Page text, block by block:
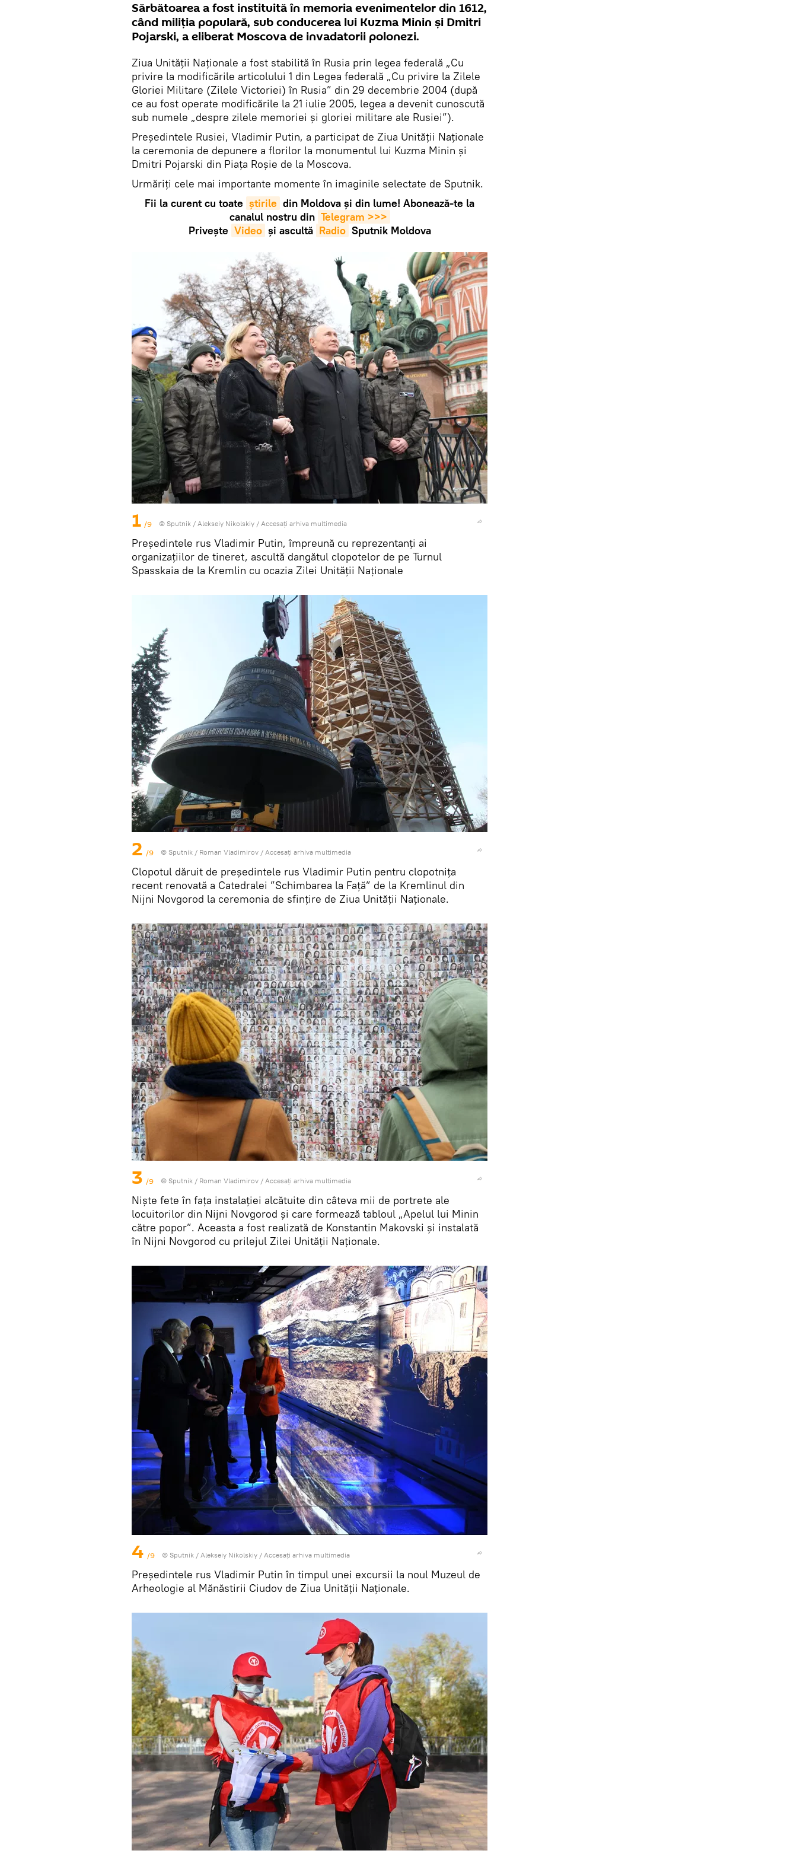
Sărbătoarea a fost instituită în memoria evenimentelor din 1612,
când miliția populară, sub conducerea lui Kuzma Minin și Dmitri
Pojarski, a eliberat Moscova de invadatorii polonezi.
Ziua Unității Naționale a fost stabilită în Rusia prin legea federală „Cu
privire la modificările articolului 1 din Legea federală „Cu privire la Zilele
Gloriei Militare (Zilele Victoriei) în Rusia” din 29 decembrie 2004 (după
ce au fost operate modificările la 21 iulie 2005, legea a devenit cunoscută
sub numele „despre zilele memoriei și gloriei militare ale Rusiei”).
Președintele Rusiei, Vladimir Putin, a participat de Ziua Unității Naționale
la ceremonia de depunere a florilor la monumentul lui Kuzma Minin și
Dmitri Pojarski din Piața Roșie de la Moscova.
Urmăriți cele mai importante momente în imaginile selectate de Sputnik.
Fii la curent cu toate știrile din Moldova și din lume! Abonează-te la
canalul nostru din Telegram >>>
Privește Video și ascultă Radio Sputnik Moldova
1 /9 © Sputnik / Alekseiy Nikolskiy / Accesați arhiva multimedia
Președintele rus Vladimir Putin, împreună cu reprezentanți ai
organizațiilor de tineret, ascultă dangătul clopotelor de pe Turnul
Spasskaia de la Kremlin cu ocazia Zilei Unității Naționale
2 /9 © Sputnik / Roman Vladimirov / Accesați arhiva multimedia
Clopotul dăruit de președintele rus Vladimir Putin pentru clopotnița
recent renovată a Catedralei ”Schimbarea la Față” de la Kremlinul din
Nijni Novgorod la ceremonia de sfințire de Ziua Unității Naționale.
3 /9 © Sputnik / Roman Vladimirov / Accesați arhiva multimedia
Niște fete în fața instalației alcătuite din câteva mii de portrete ale
locuitorilor din Nijni Novgorod și care formează tabloul „Apelul lui Minin
către popor”. Aceasta a fost realizată de Konstantin Makovski și instalată
în Nijni Novgorod cu prilejul Zilei Unității Naționale.
4 /9 © Sputnik / Alekseiy Nikolskiy / Accesați arhiva multimedia
Președintele rus Vladimir Putin în timpul unei excursii la noul Muzeul de
Arheologie al Mănăstirii Ciudov de Ziua Unității Naționale.